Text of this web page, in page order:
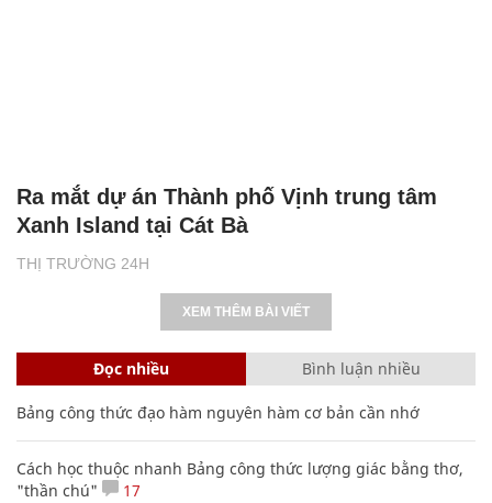
THỊ TRƯỜNG 24H
Ra mắt dự án Thành phố Vịnh trung tâm
Xanh Island tại Cát Bà
XEM THÊM BÀI VIẾT
Đọc nhiều Bình luận nhiều
Bảng công thức đạo hàm nguyên hàm cơ bản cần nhớ
Cách học thuộc nhanh Bảng công thức lượng giác bằng thơ,
"thần chú"
17